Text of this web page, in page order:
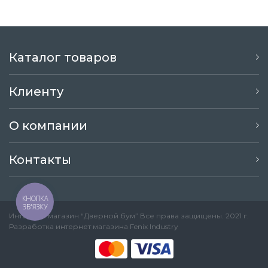
Каталог товаров
Клиенту
О компании
Контакты
Интернет-магазин “Дверной бум” Все права защищены. 2021 г.
Разработка интернет магазина Fenix Industry
КНОПКА
ЗВ'ЯЗКУ